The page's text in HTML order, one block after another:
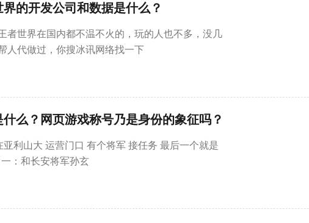
的开发公司和数据是什么？
者世界在国内都不温不火的，玩的人也不多，没几
人代做过，你搜冰讯网络找一下
么？网页游戏称号乃是身份的象征吗？
利山大 运营门口 有个将军 接任务 最后一个就是
：和长安将军孙玄